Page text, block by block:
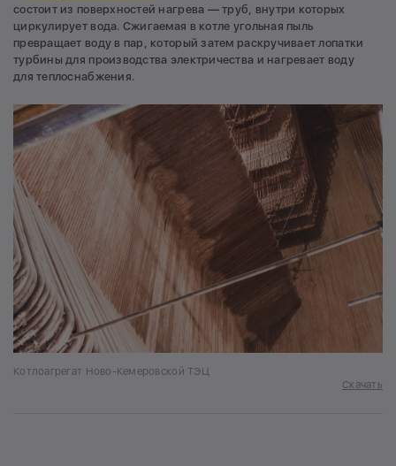
состоит из поверхностей нагрева — труб, внутри которых
циркулирует вода. Сжигаемая в котле угольная пыль
превращает воду в пар, который затем раскручивает лопатки
турбины для производства электричества и нагревает воду
для теплоснабжения.
Котлоагрегат Ново-Кемеровской ТЭЦ
Скачать